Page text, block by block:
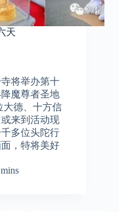
天
将举办第十
魔尊者圣地
大德、十方信
来到活动现
多位头陀行
，特将美好